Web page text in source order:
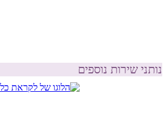
נותני שירות נוספים